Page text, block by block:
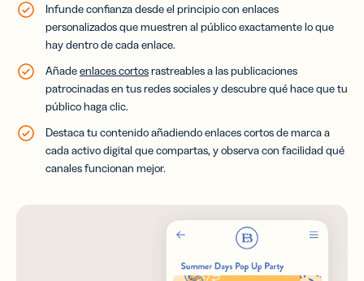
Infunde confianza desde el principio con enlaces
personalizados que muestren al público exactamente lo que
hay dentro de cada enlace.
Añadeenlaces cortosrastreables a las publicaciones
patrocinadas en tus redes sociales y descubre qué hace que tu
público haga clic.
Destaca tu contenido añadiendo enlaces cortos de marca a
cada activo digital que compartas, y observa con facilidad qué
canales funcionan mejor.